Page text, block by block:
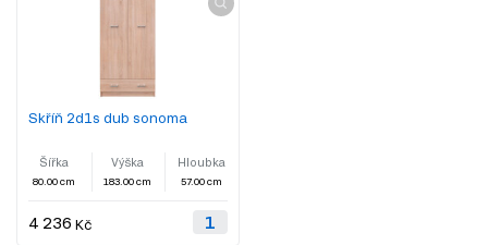
Skříň 2d1s dub sonoma
Šířka
80.00 cm
Výška
183.00 cm
Hloubka
57.00 cm
4 236 Kč